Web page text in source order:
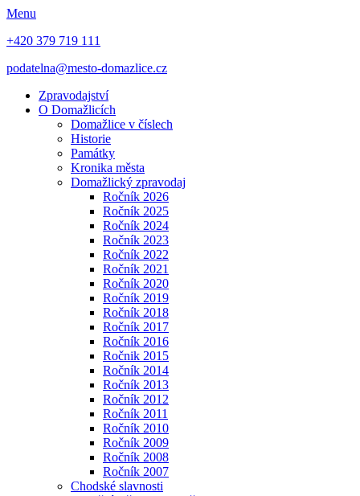
Menu
+420 379 719 111
podatelna@mesto-domazlice.cz
Zpravodajství
O Domažlicích
Domažlice v číslech
Historie
Památky
Kronika města
Domažlický zpravodaj
Ročník 2026
Ročník 2025
Ročník 2024
Ročník 2023
Ročník 2022
Ročník 2021
Ročník 2020
Ročník 2019
Ročník 2018
Ročník 2017
Ročník 2016
Ročnik 2015
Ročník 2014
Ročník 2013
Ročník 2012
Ročník 2011
Ročník 2010
Ročník 2009
Ročník 2008
Ročník 2007
Chodské slavnosti